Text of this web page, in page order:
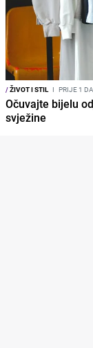
/ŽIVOT I STIL I PRIJE 1
Očuvajte bijelu
svježine